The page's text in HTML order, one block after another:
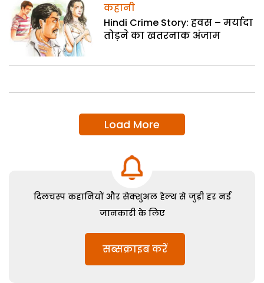
कहानी
Hindi Crime Story: हवस – मर्यादा
तोड़ने का खतरनाक अंजाम
Load More
दिलचस्प कहानियों और सेक्शुअल हेल्थ से जुड़ी हर नई
जानकारी के लिए
सब्सक्राइब करें